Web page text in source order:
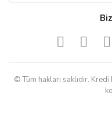
© Tüm hakları saklıdır.